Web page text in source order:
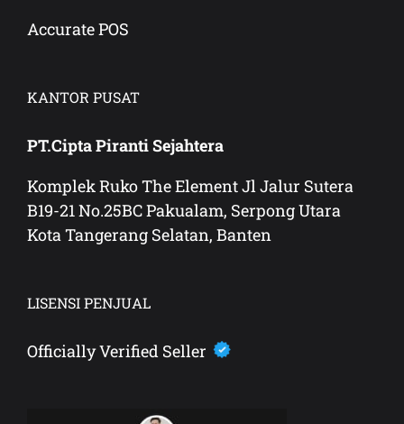
Accurate POS
KANTOR PUSAT
PT.Cipta Piranti Sejahtera
Komplek Ruko The Element Jl Jalur Sutera
B19-21 No.25BC Pakualam, Serpong Utara
Kota Tangerang Selatan, Banten
LISENSI PENJUAL
Officially Verified Seller